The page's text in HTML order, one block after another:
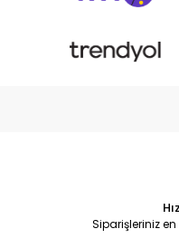
Siparişleriniz en